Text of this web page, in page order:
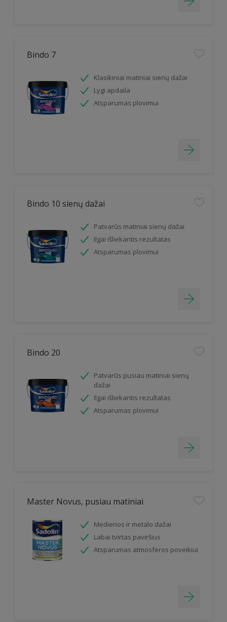
Bindo 7
Klasikiniai matiniai sienų dažai
Lygi apdaila
Atsparumas plovimui
Bindo 10 sienų dažai
Patvarūs matiniai sienų dažai
Ilgai išliekantis rezultatas
Atsparumas plovimui
Bindo 20
Patvarūs pusiau matiniai sienų
dažai
Ilgai išliekantis rezultatas
Atsparumas plovimui
Master Novus, pusiau matiniai
Medienos ir metalo dažai
Labai tvirtas paviršius
Atsparumas atmosferos poveikiui